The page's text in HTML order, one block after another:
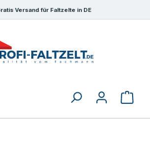
Versand für Faltzelte in DE